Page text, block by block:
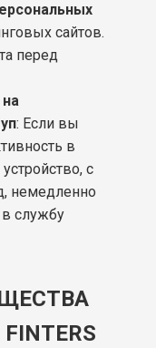
сайтов.
перед
: Если вы
в
с
немедленно
в службу